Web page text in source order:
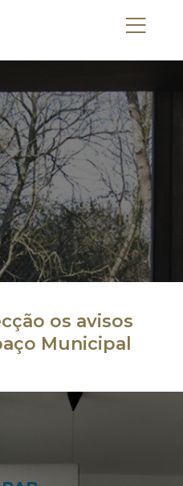
os avisos
Municipal